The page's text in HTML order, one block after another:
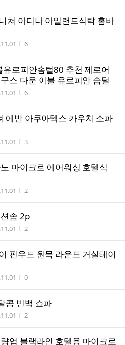
쳐 아디나 아일랜드식탁 홈바
시간 조회수
6
로피안솜털80 추천 제로어
스 다운 이불 유로피안 솜털
시간 조회수
6
에반 아쿠아텍스 카우치 소파
시간 조회수
3
마이크로 에어워싱 호텔식
시간 조회수
2
솜 2p
시간 조회수
2
핀우드 원목 라운드 거실테이
시간 조회수
0
콤 빈백 쇼파
시간 조회수
2
업 블랙라인 호텔용 마이크로